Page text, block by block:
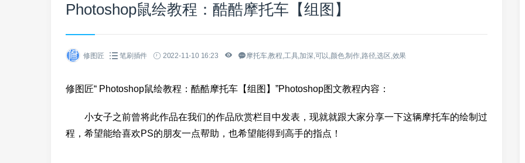
Photoshop鼠绘教程：酷酷摩托车【组图】
修图匠 笔刷插件 2022-11-10 16:23 摩托车,教程,工具,加深,可以,颜色,制作,路径,选区,效果
修图匠“ Photoshop鼠绘教程：酷酷摩托车【组图】”Photoshop图文教程内容：
小女子之前曾将此作品在我们的作品欣赏栏目中发表，现就就跟大家分享一下这辆摩托车的绘制过
程，希望能给喜欢PS的朋友一点帮助，也希望能得到高手的指点！